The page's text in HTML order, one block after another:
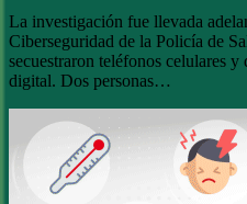
La investigación fue llevada
Ciberseguridad de la Policía de
secuestraron teléfonos celulares
digital. Dos personas…